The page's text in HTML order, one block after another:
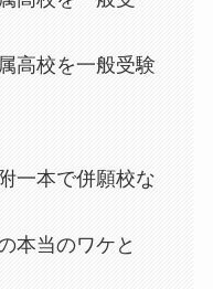
高校を一般受験
一本で併願校な
本当のワケと